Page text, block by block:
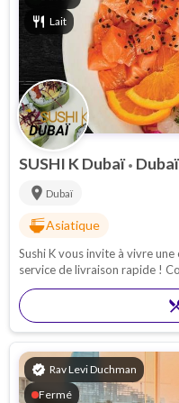
restaurant Lait
SUSHI K Dubaï • Dubaï
location_on Dubaï
ramen_diningAsiatique
Sushi K vous invite à vivre
service de livraison rapide ! Commandez vite vos sushis préférés en
quelques clics à Dubaï !
verified Rav Levi Duchman
Fermé